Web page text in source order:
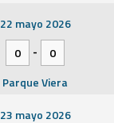
22 mayo 2026
0
-
0
Parque Viera
23 mayo 2026